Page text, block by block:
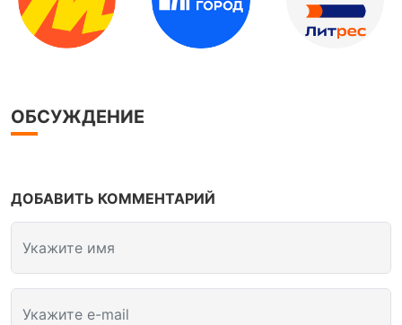
ОБСУЖДЕНИЕ
ДОБАВИТЬ КОММЕНТАРИЙ
Укажите имя
Укажите e-mail